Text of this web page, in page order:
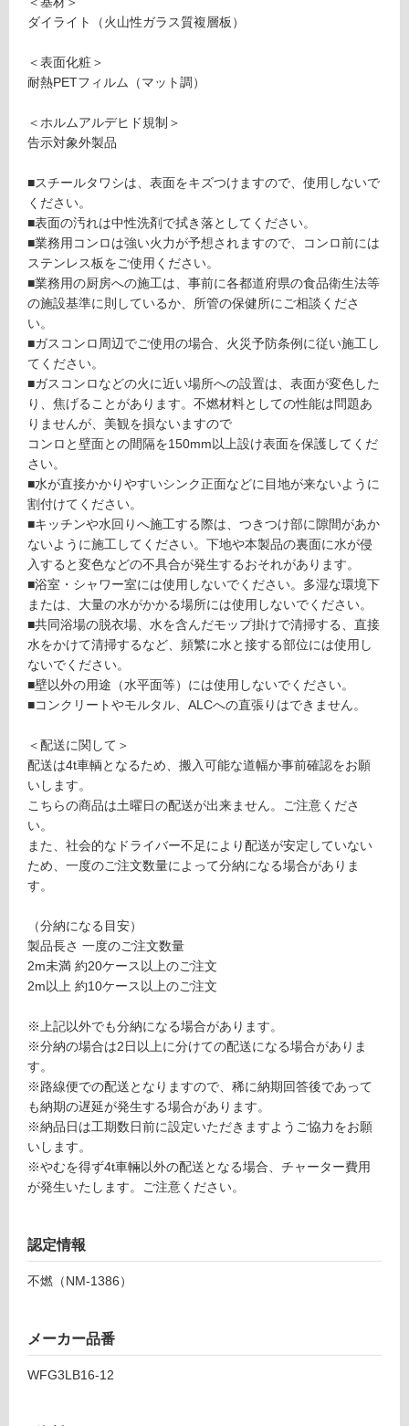
運賃表
フ
ロ
ー
リ
ン
グ
土足・遮
音・床暖
対
応
て
い
る
対
応
し
て
い
る
が
制
り
の
注
が
必
商
品
仕
様
を
ご
認
く
だ
い
て
い
ダイライト（火山性ガラス質複層板）
＜表面化粧＞
耐熱PETフィルム（マット調）
＜ホルムアルデヒド規制＞
告示対象外製品
■スチールタワシは、表面をキズつけますので、使用しないで
ください。
■表面の汚れは中性洗剤で拭き落としてください。
■業務用コンロは強い火力が予想されますので、コンロ前には
ステンレス板をご使用ください。
■業務用の厨房への施工は、事前に各都道府県の食品衛生法等
の施設基準に則しているか、所管の保健所にご相談くださ
い。
■ガスコンロ周辺でご使用の場合、火災予防条例に従い施工し
てください。
■ガスコンロなどの火に近い場所への設置は、表面が変色した
り、焦げることがあります。不燃材料としての性能は問題あ
りませんが、美観を損ないますので
コンロと壁面との間隔を150mm以上設け表面を保護してくだ
さい。
■水が直接かかりやすいシンク正面などに目地が来ないように
割付けてください。
■キッチンや水回りへ施工する際は、つきつけ部に隙間があか
ないように施工してください。下地や本製品の裏面に水が侵
入すると変色などの不具合が発生するおそれがあります。
■浴室・シャワー室には使用しないでください。多湿な環境下
または、大量の水がかかる場所には使用しないでください。
■共同浴場の脱衣場、水を含んだモップ掛けで清掃する、直接
水をかけて清掃するなど、頻繁に水と接する部位には使用し
ないでください。
■壁以外の用途（水平面等）には使用しないでください。
■コンクリートやモルタル、ALCへの直張りはできません。
＜配送に関して＞
配送は4t車輌となるため、搬入可能な道幅か事前確認をお願
いします。
こちらの商品は土曜日の配送が出来ません。ご注意くださ
い。
また、社会的なドライバー不足により配送が安定していない
ため、一度のご注文数量によって分納になる場合がありま
す。
（分納になる目安）
製品長さ 一度のご注文数量
2m未満 約20ケース以上のご注文
2m以上 約10ケース以上のご注文
※上記以外でも分納になる場合があります。
※分納の場合は2日以上に分けての配送になる場合がありま
す。
※路線便での配送となりますので、稀に納期回答後であって
も納期の遅延が発生する場合があります。
※納品日は工期数日前に設定いただきますようご協力をお願
いします。
※やむを得ず4t車輛以外の配送となる場合、チャーター費用
が発生いたします。ご注意ください。
認定情報
不燃（NM-1386）
メーカー品番
WFG3LB16-12